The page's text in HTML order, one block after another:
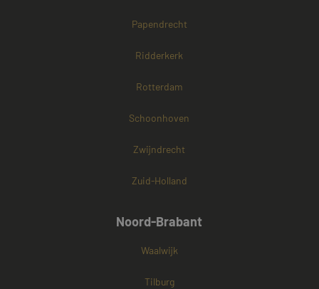
Papendrecht
Ridderkerk
Rotterdam
Schoonhoven
Zwijndrecht
Zuid-Holland
Noord-Brabant
Waalwijk
Tilburg